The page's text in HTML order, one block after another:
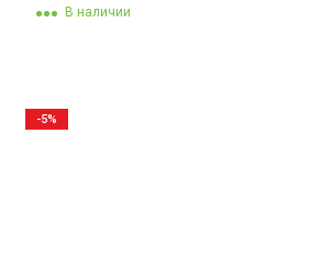
В наличии
-5%